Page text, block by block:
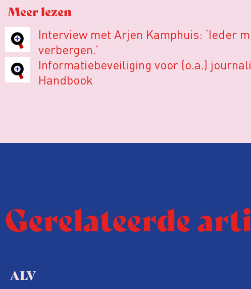
Meer lezen
Interview met Arjen Kamphuis: ‘Ieder
verbergen.’
Informatiebeveiliging voor (o.a.)
Handbook
Gerelateerde
ALV